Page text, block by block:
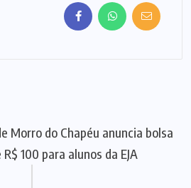
Morro do Chapéu anuncia bolsa
100 para alunos da EJA